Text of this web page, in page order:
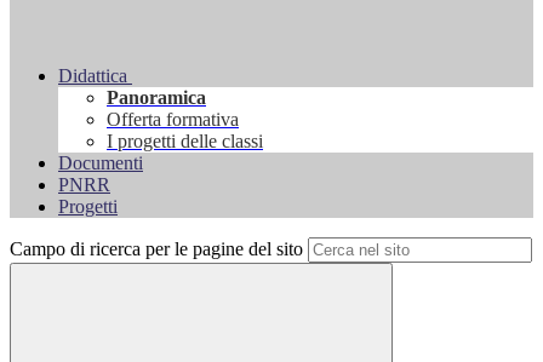
Didattica
Panoramica
Offerta formativa
I progetti delle classi
Documenti
PNRR
Progetti
Campo di ricerca per le pagine del sito